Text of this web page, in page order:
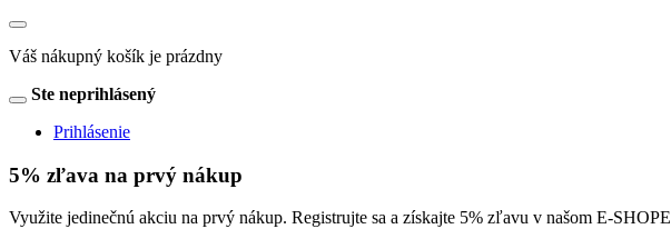
Váš nákupný košík je prázdny
Ste neprihlásený
Prihlásenie
5% zľava na prvý nákup
Využite jedinečnú akciu na prvý nákup. Registrujte sa a získajte 5% zľavu v našom E-SHOPE